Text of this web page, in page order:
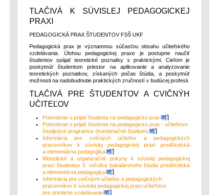
TLAČIVÁ K SÚVISLEJ PEDAGOGICKEJ
PRAXI
PEDAGOGICKÁ PRAX ŠTUDENTOV FSŠ UKF
Pedagogická prax je významnou súčasťou obsahu učiteľského
vzdelávania. Úlohou pedagogickej praxe je postupne naučiť
študentov spájať teoretické poznatky s praktickými. Cieľom je
poskytnúť študentom priestor na aplikovanie a analyzovanie
teoretických poznatkov, získaných počas štúdia, a poskytnúť
možnosti na nadobudnutie praktických zručností v budúcej profesii.
TLAČIVÁ PRE ŠTUDENTOV A CVIČNÝH
UČITEĽOV
Potvrdenie o prijatí študenta na pedagogickú prax
Potvrdenie o prijatí študenta na pedagogickú prax - učiteľstvo
študijných programov (kombinačné štúdium)
Informácia pre cvičných učiteľov a pedagogických
pracovníkov k súvislej pedagogickej praxi predškolská
a elementárna pedagogika
Metodické a organizačné pokyny k súvislej pedagogickej
praxi študentov 3. ročníka bakalárskeho štúdia predškolská
a elementárna pedagogika
Informácia pre cvičných učiteľov a pedagogických
pracovníkov k súvislej pedagogickej praxi učiteľstvo
pre primárne vzdelávanie